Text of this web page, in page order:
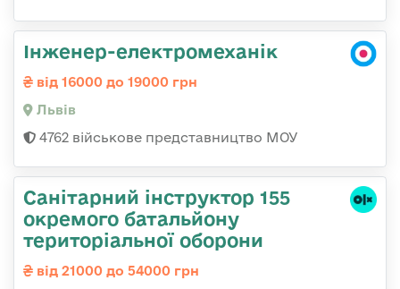
Інженер-електромеханік
від 16000 до 19000 грн
Львів
4762 військове представництво МОУ
Санітарний інструктор 155
окремого батальйону
територіальної оборони
від 21000 до 54000 грн